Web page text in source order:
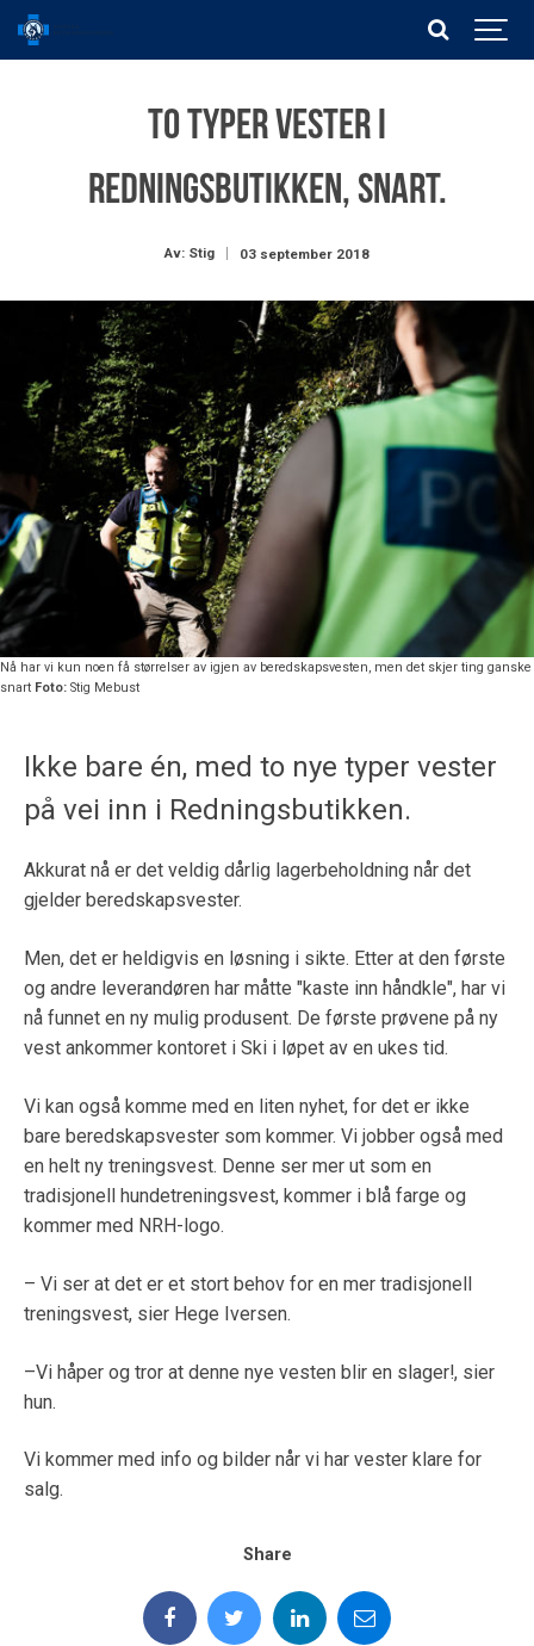
To typer vester i
Redningsbutikken, snart.
Av: Stig 03 september 2018
Nå har vi kun noen få størrelser av igjen av beredskapsvesten, men det skjer ting ganske
snart Foto: Stig Mebust
Ikke bare én, med to nye typer vester
på vei inn i Redningsbutikken.
Akkurat nå er det veldig dårlig lagerbeholdning når det
gjelder beredskapsvester.
Men, det er heldigvis en løsning i sikte. Etter at den første
og andre leverandøren har måtte "kaste inn håndkle", har vi
nå funnet en ny mulig produsent. De første prøvene på ny
vest ankommer kontoret i Ski i løpet av en ukes tid.
Vi kan også komme med en liten nyhet, for det er ikke
bare beredskapsvester som kommer. Vi jobber også med
en helt ny treningsvest. Denne ser mer ut som en
tradisjonell hundetreningsvest, kommer i blå farge og
kommer med NRH-logo.
– Vi ser at det er et stort behov for en mer tradisjonell
treningsvest, sier Hege Iversen.
–Vi håper og tror at denne nye vesten blir en slager!, sier
hun.
Vi kommer med info og bilder når vi har vester klare for
salg.
Share